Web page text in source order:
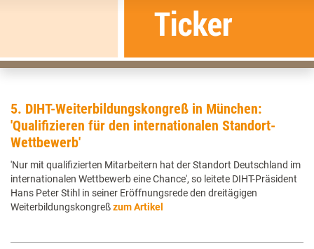
5. DIHT-Weiterbildungskongreß in München:
'Qualifizieren für den internationalen Standort-
Wettbewerb'
'Nur mit qualifizierten Mitarbeitern hat der Standort Deutschland im
internationalen Wettbewerb eine Chance', so leitete DIHT-Präsident
Hans Peter Stihl in seiner Eröffnungsrede den dreitägigen
Weiterbildungskongreßzum Artikel